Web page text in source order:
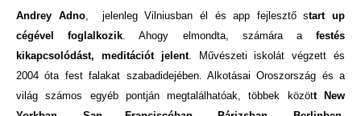
Andrey Adno, jelenleg Vilniusban él és app fejlesztő start up
cégével foglalkozik. Ahogy elmondta, számára afestés
kikapcsolódást, meditációt jelent. Művészeti iskolát végzett és
2004 óta fest falakat szabadidejében. Alkotásai Oroszország és a
világ számos egyéb pontján megtalálhatóak, többek között New